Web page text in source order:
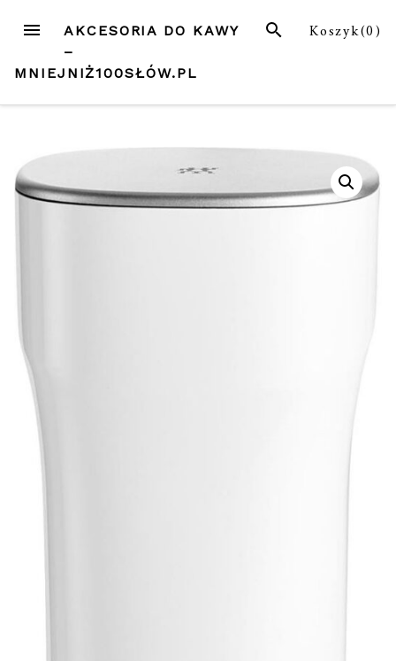
treści
MENU Koszyk(0)
SZUKAJ
AKCESORIA DO KAWY
–
MNIEJNIŻ100SŁÓW.PL